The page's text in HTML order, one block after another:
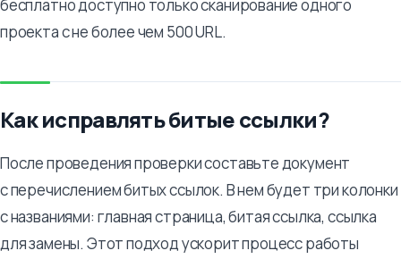
бесплатно доступно только сканирование одного
проекта с не более чем 500 URL.
Как исправлять битые ссылки?
После проведения проверки составьте документ
с перечислением битых ссылок. В нем будет три колонки
с названиями: главная страница, битая ссылка, ссылка
для замены. Этот подход ускорит процесс работы